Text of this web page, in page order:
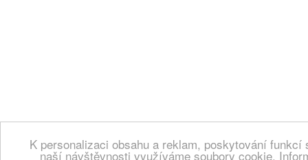
K personalizaci obsahu a reklam, poskytování
naší návštěvnosti využíváme soubory cookie.